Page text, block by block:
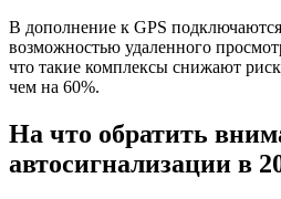
В дополнение к GPS
возможностью удаленного
что такие комплексы снижают
чем на 60%.
На что обратить
автосигнализации в